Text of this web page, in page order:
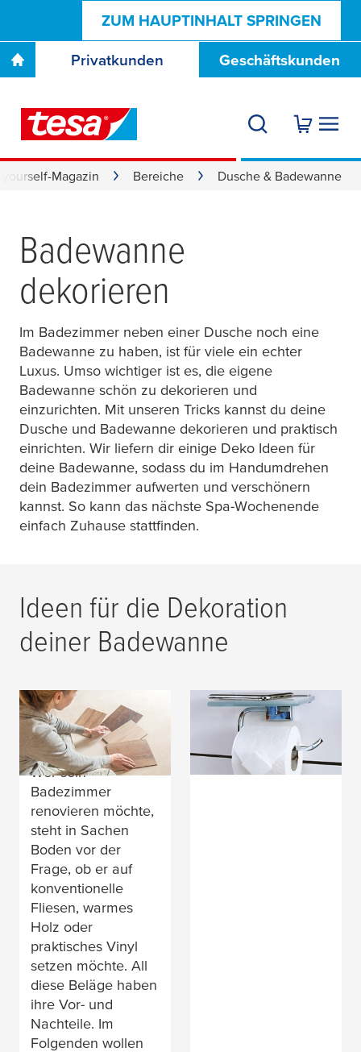
ZUM HAUPTINHALT SPRINGEN
Privatkunden Geschäftskunden
Magazin Bereiche Dusche & Badewanne
Badewanne
dekorieren
Im Badezimmer neben einer Dusche noch eine
Badewanne zu haben, ist für viele ein echter
Luxus. Umso wichtiger ist es, die eigene
Badewanne schön zu dekorieren und
einzurichten. Mit unseren Tricks kannst du deine
Dusche und Badewanne dekorieren und praktisch
einrichten. Wir liefern dir einige Deko Ideen für
deine Badewanne, sodass du im Handumdrehen
dein Badezimmer aufwerten und verschönern
kannst. So kann das nächste Spa-Wochenende
einfach Zuhause stattfinden.
Ideen für die Dekoration
deiner Badewanne
Die Alternative –
Vinylboden im Bad
selbst gemacht
Wer sein
Badezimmer
renovieren möchte,
steht in Sachen
Boden vor der
Frage, ob er auf
konventionelle
Fliesen, warmes
Holz oder
praktisches Vinyl
setzen möchte. All
diese Beläge haben
ihre Vor- und
Nachteile. Im
Folgenden wollen
10 praktische
Badezimmer-Hacks